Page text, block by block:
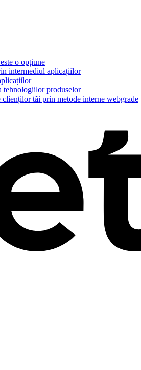
o opțiune
intermediul aplicațiilor
tehnologiilor produselor
clienților tăi prin metode interne webgrade